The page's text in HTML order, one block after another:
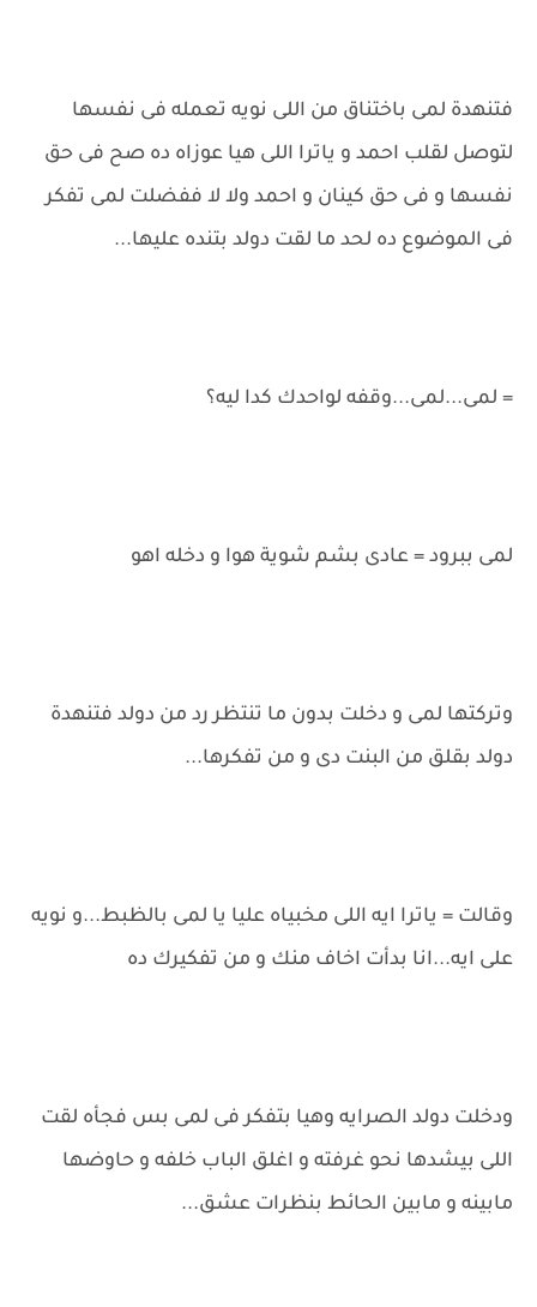
فتنهدة لمى باختناق من اللى نويه تعمله فى نفسها
لتوصل لقلب احمد و ياترا اللى هيا عوزاه ده صح فى حق
نفسها و فى حق كينان و احمد ولا لا ففضلت لمى تفكر
فى الموضوع ده لحد ما لقت دولد بتنده عليها...
= لمى...لمى...وقفه لواحدك كدا ليه؟
لمى ببرود = عادى بشم شوية هوا و دخله اهو
وتركتها لمى و دخلت بدون ما تنتظر رد من دولد فتنهدة
دولد بقلق من البنت دى و من تفكرها...
وقالت = ياترا ايه اللى مخبياه عليا يا لمى بالظبط...و نويه
على ايه...انا بدأت اخاف منك و من تفكيرك ده
ودخلت دولد الصرايه وهيا بتفكر فى لمى بس فجأه لقت
اللى بيشدها نحو غرفته و اغلق الباب خلفه و حاوضها
مابينه و مابين الحائط بنظرات عشق...